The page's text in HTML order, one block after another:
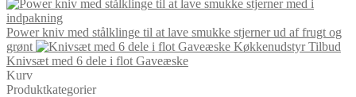
Power kniv med stålklinge til at lave smukke stjerner ud af frugt og
grønt
Knivsæt med 6 dele i flot Gaveæske
Kurv
Produktkategorier